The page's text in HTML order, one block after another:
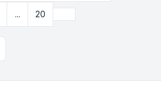
... 20